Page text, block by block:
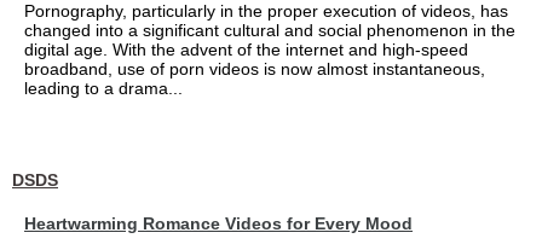
Pornography, particularly in the proper execution of videos, has
changed into a significant cultural and social phenomenon in the
digital age. With the advent of the internet and high-speed
broadband, use of porn videos is now almost instantaneous,
leading to a drama...
DSDS
Heartwarming Romance Videos for Every Mood